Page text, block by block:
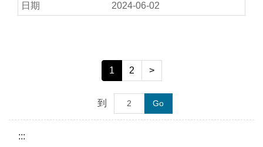
2024-06-02
1 2 >
到 Go
:::